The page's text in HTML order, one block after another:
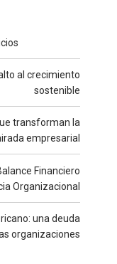
al crecimiento
sostenible
transforman la
empresarial
Financiero
Organizacional
una deuda
organizaciones